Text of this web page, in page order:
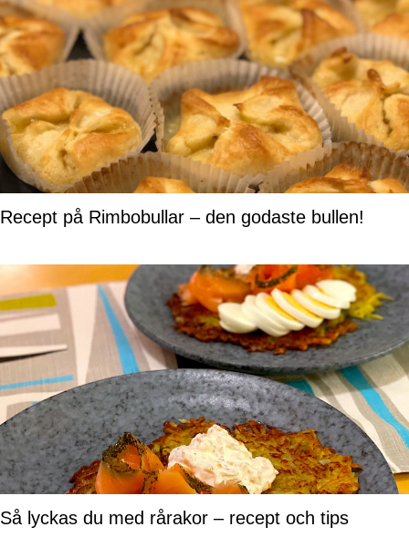
Recept på Rimbobullar – den godaste bullen!
Så lyckas du med rårakor – recept och tips